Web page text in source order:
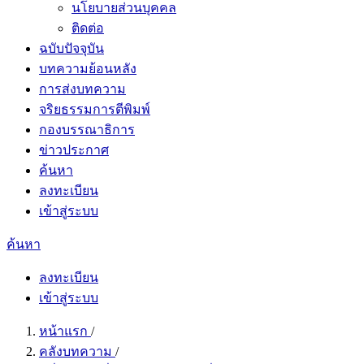
นโยบายส่วนบุคคล
ติดต่อ
ฉบับปัจจุบัน
บทความย้อนหลัง
การส่งบทความ
จริยธรรมการตีพิมพ์
กองบรรณาธิการ
ข่าวประกาศ
ค้นหา
ลงทะเบียน
เข้าสู่ระบบ
ค้นหา
ลงทะเบียน
เข้าสู่ระบบ
หน้าแรก /
คลังบทความ /